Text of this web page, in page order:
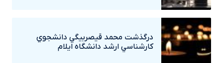
درگذشت محمد قيصربيگي دانشجوي
کارشناسي ارشد دانشگاه ايلام